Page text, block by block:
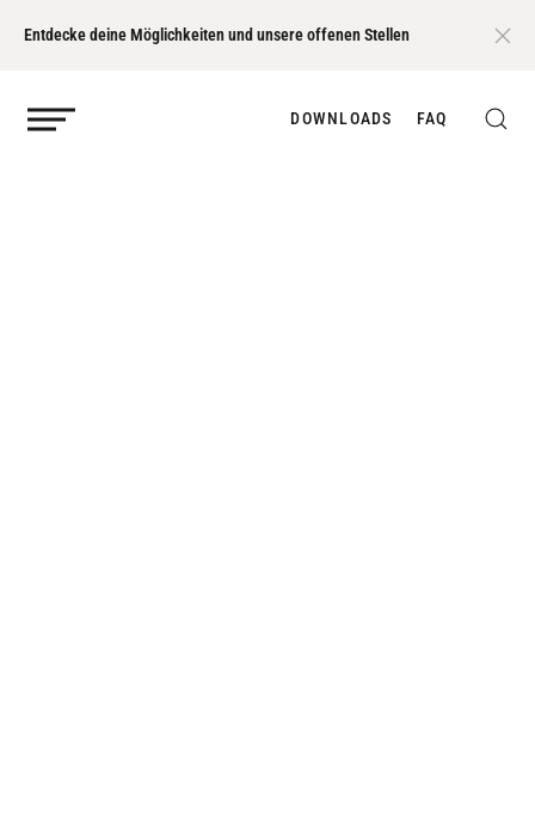
Entdecke deine Möglichkeiten und unsere offenen Stellen
DOWNLOADS FAQ